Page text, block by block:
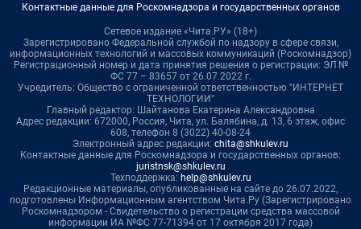
Контактные данные для Роскомнадзора и государственных органов
Сетевое издание «Чита.РУ» (18+)
Зарегистрировано Федеральной службой по надзору в сфере связи,
информационных технологий и массовых коммуникаций (Роскомнадзор)
Регистрационный номер и дата принятия решения о регистрации: ЭЛ №
ФС 77 – 83657 от 26.07.2022 г.
Учредитель: Общество с ограниченной ответственностью "ИНТЕРНЕТ
ТЕХНОЛОГИИ"
Главный редактор: Шайтанова Екатерина Александровна
Адрес редакции: 672000, Россия, Чита, ул. Балябина, д. 13, 6 этаж, офис
608, телефон 8 (3022) 40-08-24
Электронный адрес редакции: chita@shkulev.ru
Контактные данные для Роскомнадзора и государственных органов:
juristnsk@shkulev.ru
Техподдержка: help@shkulev.ru
Редакционные материалы, опубликованные на сайте до 26.07.2022,
подготовлены Информационным агентством Чита.Ру (Зарегистрировано
Роскомнадзором - Свидетельство о регистрации средства массовой
информации ИА №ФС 77-71394 от 17 октября 2017 года)